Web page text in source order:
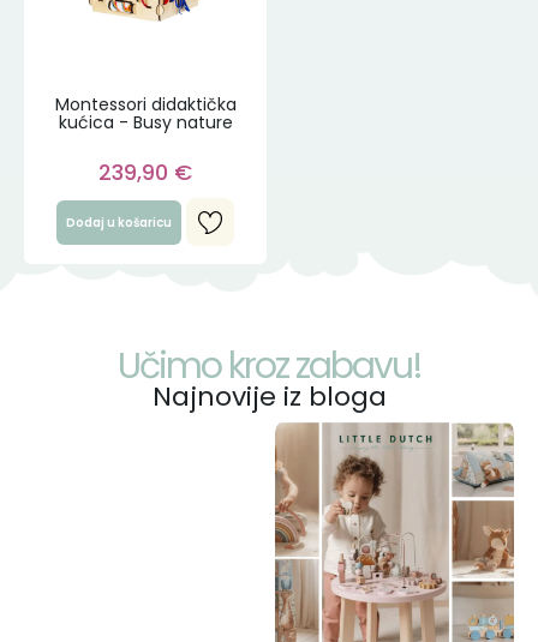
Montessori didaktička
kućica - Busy nature
239,90 €
Dodaj u košaricu
Učimo kroz zabavu!
Najnovije iz bloga